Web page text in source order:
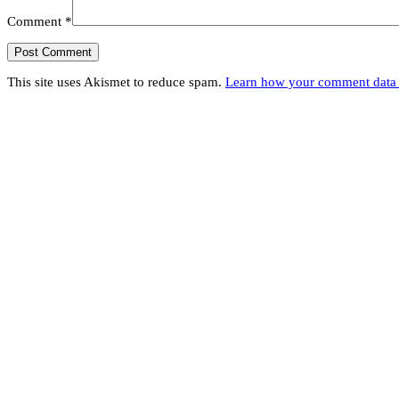
Comment *
This site uses Akismet to reduce spam. Learn how your comment data